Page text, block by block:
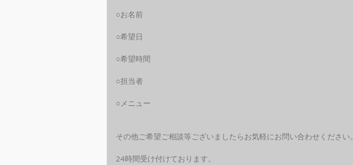
○お名前
○希望日
○希望時間
○担当者
○メニュー
その他ご希望ご相談等ございましたらお気軽にお問い合わせください。
24時間受け付けております。